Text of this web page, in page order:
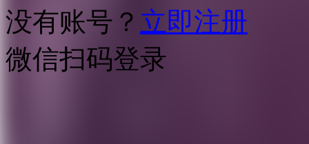
没有账号？ 立即注册
微信扫码登录